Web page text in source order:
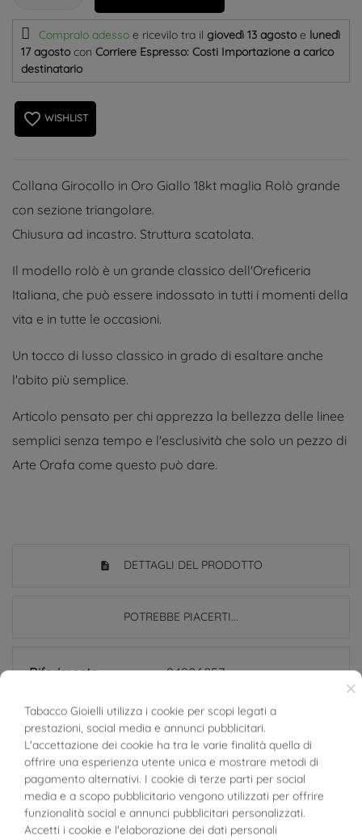
Compralo adesso e ricevilo tra il giovedì 13 agostoe lunedì
17 agosto con Corriere Espresso: Costi Importazione a carico
destinatario
favorite_border WISHLIST
Collana Girocollo in Oro Giallo 18kt maglia Rolò grande
con sezione triangolare.
Chiusura ad incastro. Struttura scatolata.
Il modello rolò è un grande classico dell'Oreficeria
Italiana, che può essere indossato in tutti i momenti della
vita e in tutte le occasioni.
Un tocco di lusso classico in grado di esaltare anche
l'abito più semplice.
Articolo pensato per chi apprezza la bellezza delle linee
semplici senza tempo e l'esclusività che solo un pezzo di
Arte Orafa come questo può dare.
DETTAGLI DEL PRODOTTO
POTREBBE PIACERTI...
Riferimento
94906257
SCHEDA TECNICA
Peso 42.40 g
Larghezza 12.00 mm
×
Tabacco Gioielli utilizza i cookie per scopi legati a
prestazioni, social media e annunci pubblicitari.
L'accettazione dei cookie ha tra le varie finalità quella di
offrire una esperienza utente unica e mostrare metodi di
pagamento alternativi. I cookie di terze parti per social
media e a scopo pubblicitario vengono utilizzati per offrire
funzionalità social e annunci pubblicitari personalizzati.
Accetti i cookie e l'elaborazione dei dati personali